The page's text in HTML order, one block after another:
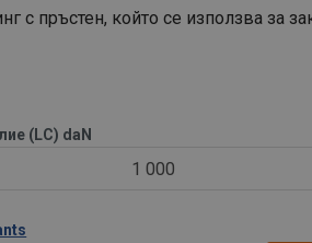
с пръстен, който се използва за
(LC) daN
1 000